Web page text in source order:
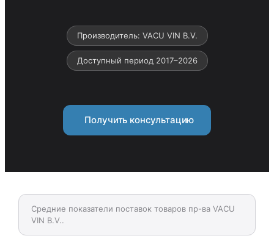
Производитель: VACU VIN B.V.
Доступный период 2017–2026
Получить консультацию
Средние показатели поставок товаров пр-ва VACU
VIN B.V..